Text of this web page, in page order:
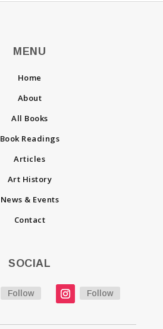
MENU
Home
About
All Books
Book Readings
Articles
Art History
News & Events
Contact
SOCIAL
Follow Follow